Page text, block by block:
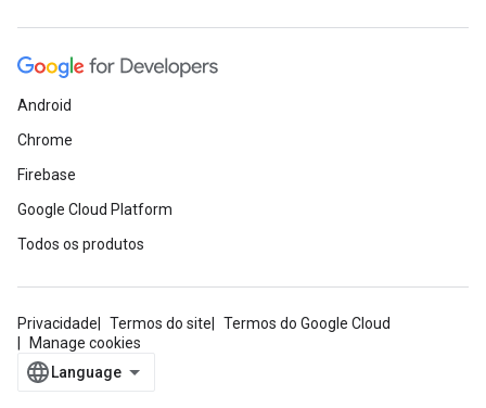
Android
Chrome
Firebase
Google Cloud Platform
Todos os produtos
Privacidade Termos do site
Termos do Google Cloud
Manage cookies